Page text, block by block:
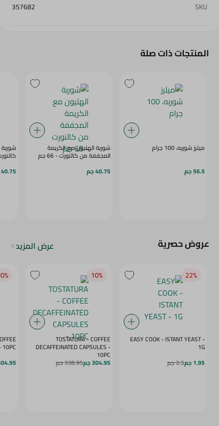
SKU
357682
المنتجات ذات صلة
ميلرز شوربه، 100 جرام
56.5 جم
شوربة الهليون مع الكريمة
المجففة من كالنورت - 66 جم
40.75 جم
كالنورت
40.75 جم
عروض حصرية عرض المزيد
22‎%‎
EASY COOK - ISTANT YEAST -
1G
1.95 جم
2.5 جم
10‎%‎
TOSTATURA - COFFEE
DECAFFEINATED CAPSULES -
10PC
304.95 جم 338.95 جم
VANILLA - 10PC
304.95